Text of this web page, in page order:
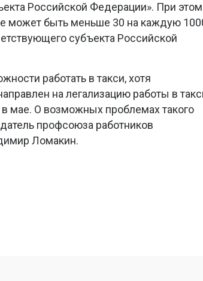
Российской Федерации». При этом
может быть меньше 30 на каждую
субъекта Российской
работать в такси, хотя
на легализацию работы в
мае. О возможных проблемах такого
профсоюза работников
Ломакин.